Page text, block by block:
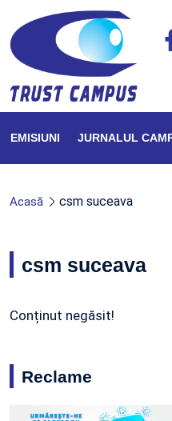
EMISIUNI JURNALUL
Acasă csm suceava
csm suceava
Conținut negăsit!
Reclame